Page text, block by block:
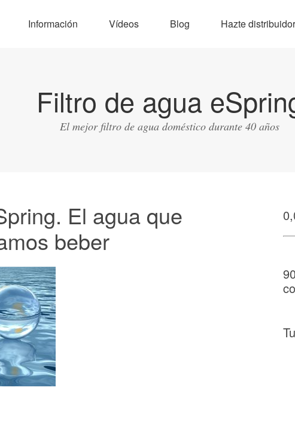
Información Vídeos Blog Hazte distribuidor
Filtro de agua
El mejor filtro de agua doméstico durante 40 años
El agua que
beber